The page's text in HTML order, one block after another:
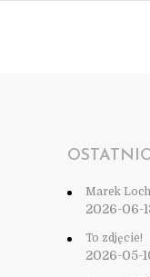
Marek
2026-06-
To zdjęcie!
2026-05-